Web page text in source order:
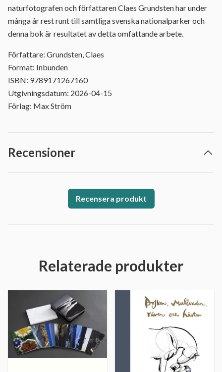
naturfotografen och författaren Claes Grundsten har under
många år rest runt till samtliga svenska nationalparker och
denna bok är resultatet av detta omfattande arbete.
Författare: Grundsten, Claes
Format: Inbunden
ISBN: 9789171267160
Utgivningsdatum: 2026-04-15
Förlag: Max Ström
Recensioner
Recensera produkt
Relaterade produkter